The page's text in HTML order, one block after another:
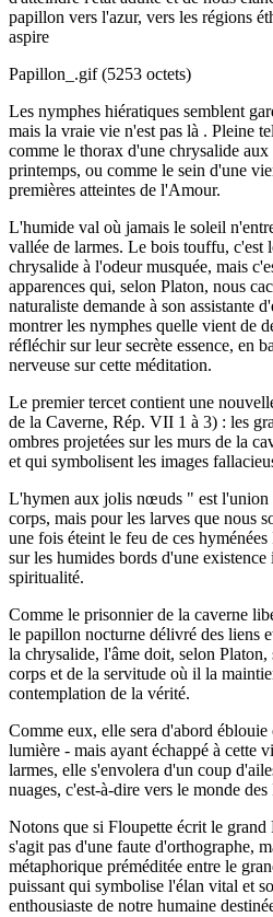
papillon vers l'azur, vers les régions
aspire
Papillon_.gif (5253 octets)
Les nymphes hiératiques semblent
mais la vraie vie n'est pas là . Pleine
comme le thorax d'une chrysalide aux
printemps, ou comme le sein d'une
premières atteintes de l'Amour.
L'humide val où jamais le soleil
vallée de larmes. Le bois touffu, c'est
chrysalide à l'odeur musquée, mais
apparences qui, selon Platon, nous
naturaliste demande à son assistante
montrer les nymphes quelle vient de
réfléchir sur leur secrète essence, en
nerveuse sur cette méditation.
Le premier tercet contient une
de la Caverne, Rép. VII 1 à 3) : les
ombres projetées sur les murs de la
et qui symbolisent les images
L'hymen aux jolis nœuds " est l'union
corps, mais pour les larves que nous
une fois éteint le feu de ces
sur les humides bords d'une
spiritualité.
Comme le prisonnier de la caverne
le papillon nocturne délivré des liens
la chrysalide, l'âme doit, selon
corps et de la servitude où il la
contemplation de la vérité.
Comme eux, elle sera d'abord éblouie
lumière - mais ayant échappé à cette
larmes, elle s'envolera d'un coup
nuages, c'est-à-dire vers le monde des
Notons que si Floupette écrit le
s'agit pas d'une faute d'orthographe,
métaphorique préméditée entre le
puissant qui symbolise l'élan vital et
enthousiaste de notre humaine